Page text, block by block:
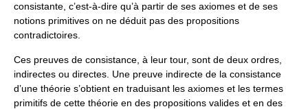
consistante, c’est-à-dire qu’à partir de ses axiomes et de ses
notions primitives on ne déduit pas des propositions
contradictoires.
Ces preuves de consistance, à leur tour, sont de deux ordres,
indirectes ou directes. Une preuve indirecte de la consistance
d’une théorie s’obtient en traduisant les axiomes et les termes
primitifs de cette théorie en des propositions valides et en des